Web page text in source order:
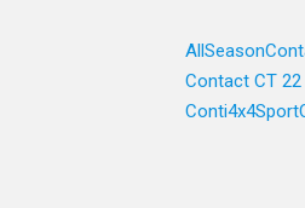
Contact CT 22